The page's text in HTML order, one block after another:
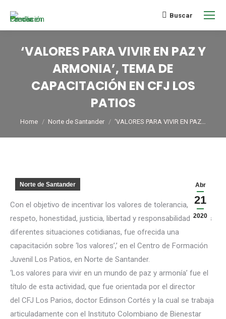
Buscar
‘VALORES PARA VIVIR EN PAZ Y
ARMONIA’, TEMA DE
CAPACITACIÓN EN CFJ LOS
PATIOS
You are here:
Home Norte de Santander ‘VALORES PARA VIVIR EN PAZ…
Abr
21
2020
Norte de Santander
Con el objetivo de incentivar los valores de tolerancia,
respeto, honestidad, justicia, libertad y responsabilidad en las
diferentes situaciones cotidianas, fue ofrecida una
capacitación sobre ‘los valores’,’ en el Centro de Formación
Juvenil Los Patios, en Norte de Santander.
‘Los valores para vivir en un mundo de paz y armonía’ fue el
título de esta actividad, que fue orientada por el director
del CFJ Los Parios, doctor Edinson Cortés y la cual se trabaja
articuladamente con el Instituto Colombiano de Bienestar